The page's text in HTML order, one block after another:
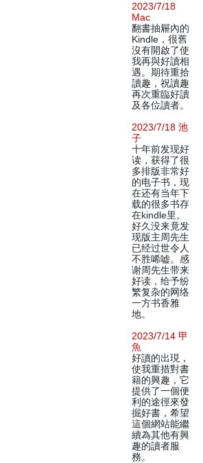
2023/7/18
Mac
翻書抽屜內的
Kindle，很舊
沒有開啟了使
我再與好讀相
遇。期待重拾
讀趣，祝讀趣
再次重臨好讀
及各位讀者。
2023/7/18 池
子
十年前发现好
读，获得了很
多排版非常好
的电子书，现
在还有当年下
载的很多书存
在kindle里。
好久没来竟发
现版主周先生
已经过世令人
不胜唏嘘。感
谢周先生带来
好读，给予纷
繁复杂的网络
一方书香雅
地。
2023/7/14 甲
魚
好讀的出現，
使我重措對書
籍的興趣，它
提供了一個便
利的途徑來發
掘好書，希望
這個網站能繼
續為其他有興
趣的讀者服
務。